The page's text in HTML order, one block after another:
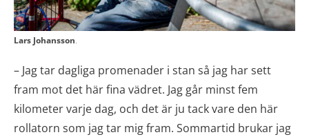
Lars Johansson.
– Jag tar dagliga promenader i stan så jag har sett
fram mot det här fina vädret. Jag går minst fem
kilometer varje dag, och det är ju tack vare den här
rollatorn som jag tar mig fram. Sommartid brukar jag